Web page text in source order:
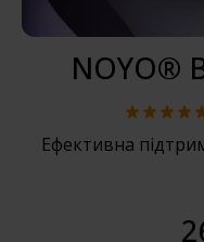
NOYO®
Ефективна